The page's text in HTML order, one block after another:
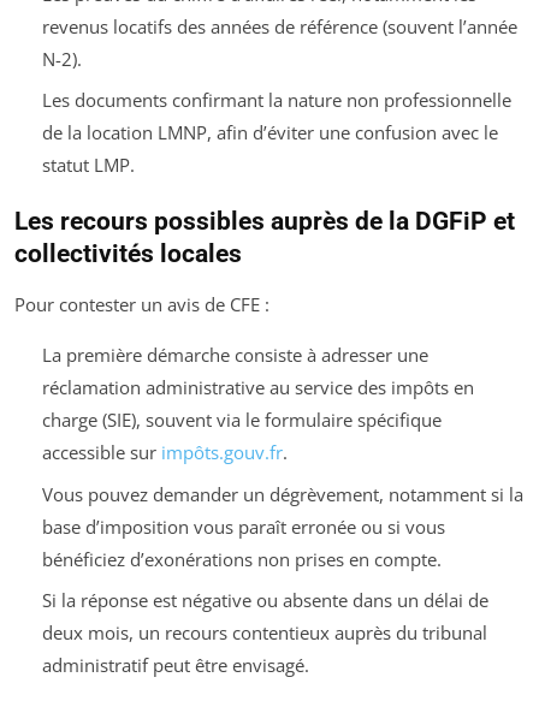
revenus locatifs des années de référence (souvent l’année
N-2).
Les documents confirmant la nature non professionnelle
de la location LMNP, afin d’éviter une confusion avec le
statut LMP.
Les recours possibles auprès de la DGFiP et
collectivités locales
Pour contester un avis de CFE :
La première démarche consiste à adresser une
réclamation administrative au service des impôts en
charge (SIE), souvent via le formulaire spécifique
accessible sur impôts.gouv.fr.
Vous pouvez demander un dégrèvement, notamment si la
base d’imposition vous paraît erronée ou si vous
bénéficiez d’exonérations non prises en compte.
Si la réponse est négative ou absente dans un délai de
deux mois, un recours contentieux auprès du tribunal
administratif peut être envisagé.